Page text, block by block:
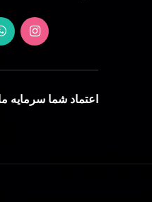
اعتماد شما سرمایه